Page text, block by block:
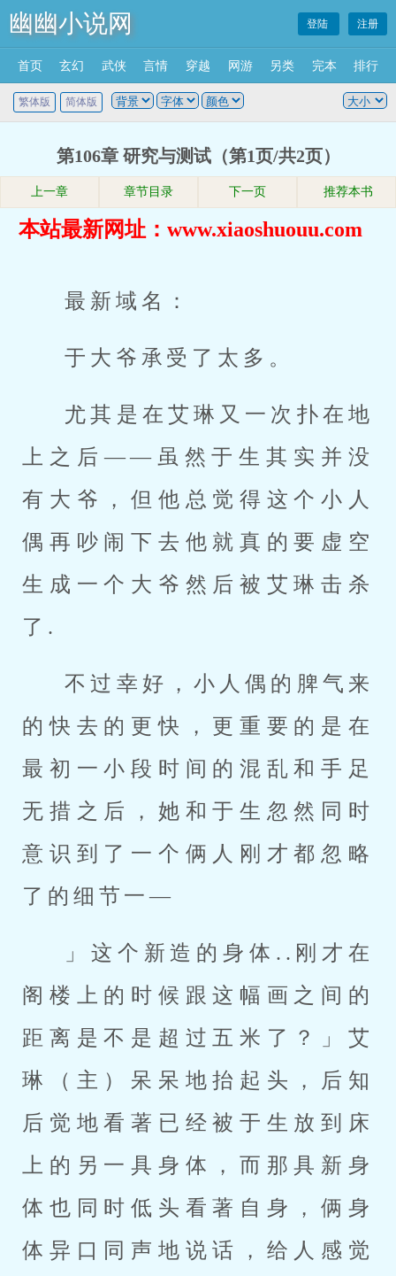
幽幽小说网 登陆 注册
首页 玄幻 武侠 言情 穿越 网游 另类 完本 排行
繁体版 简体版
第106章 研究与测试（第1页/共2页）
上一章 章节目录 下一页 推荐本书
本站最新网址：www.xiaoshuouu.com
最新域名：
于大爷承受了太多。
尤其是在艾琳又一次扑在地
上之后——虽然于生其实并没
有大爷，但他总觉得这个小人
偶再吵闹下去他就真的要虚空
生成一个大爷然后被艾琳击杀
了.
不过幸好，小人偶的脾气来
的快去的更快，更重要的是在
最初一小段时间的混乱和手足
无措之后，她和于生忽然同时
意识到了一个俩人刚才都忽略
了的细节一—
」这个新造的身体..刚才在
阁楼上的时候跟这幅画之间的
距离是不是超过五米了？」艾
琳（主）呆呆地抬起头，后知
后觉地看著已经被于生放到床
上的另一具身体，而那具新身
体也同时低头看著自身，俩身
体异口同声地说话，给人感觉